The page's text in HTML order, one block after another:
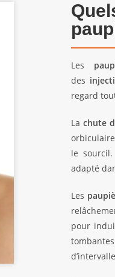
Les
des
regard
La chute
le
adapté
Les
pour